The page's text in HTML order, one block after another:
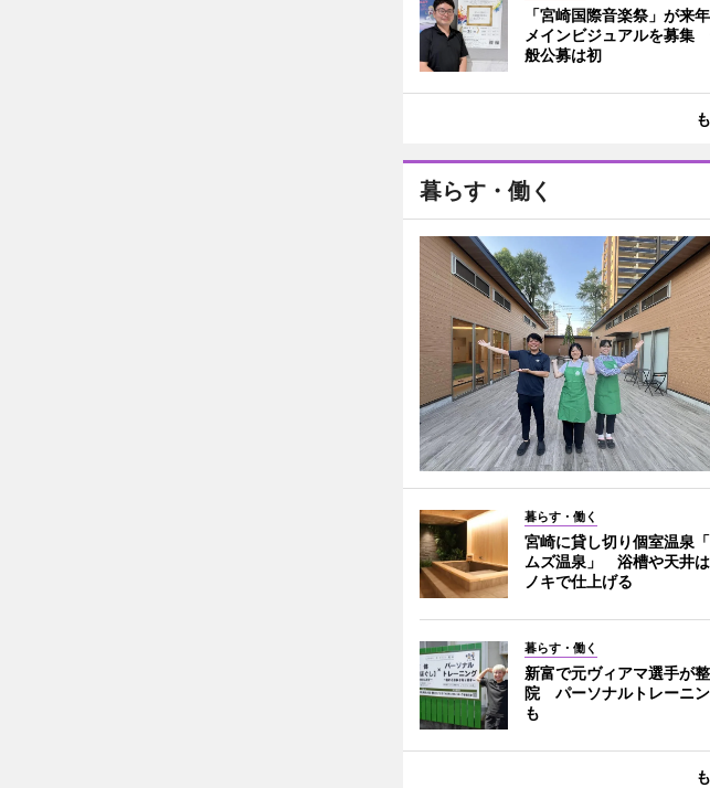
「宮崎国際音楽祭」が来
メインビジュアルを募集
般公募は初
暮らす・働く
暮らす・働く
宮崎に貸し切り個室温泉
ムズ温泉」 浴槽や天井
ノキで仕上げる
暮らす・働く
新富で元ヴィアマ選手が
院 パーソナルトレーニ
も